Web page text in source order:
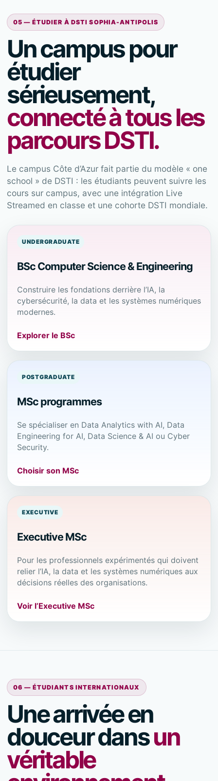
05 — ÉTUDIER À DSTI SOPHIA-ANTIPOLIS
Un campus pour
étudier
sérieusement,
connecté à tous les
parcours DSTI.
Le campus Côte d’Azur fait partie du modèle « one
school » de DSTI : les étudiants peuvent suivre les
cours sur campus, avec une intégration Live
Streamed en classe et une cohorte DSTI mondiale.
UNDERGRADUATE
BSc Computer Science & Engineering
Construire les fondations derrière l’IA, la
cybersécurité, la data et les systèmes numériques
modernes.
Explorer le BSc
POSTGRADUATE
MSc programmes
Se spécialiser en Data Analytics with AI, Data
Engineering for AI, Data Science & AI ou Cyber
Security.
Choisir son MSc
EXECUTIVE
Executive MSc
Pour les professionnels expérimentés qui doivent
relier l’IA, la data et les systèmes numériques aux
décisions réelles des organisations.
Voir l’Executive MSc
06 — ÉTUDIANTS INTERNATIONAUX
Une arrivée en
douceur dansun
véritable